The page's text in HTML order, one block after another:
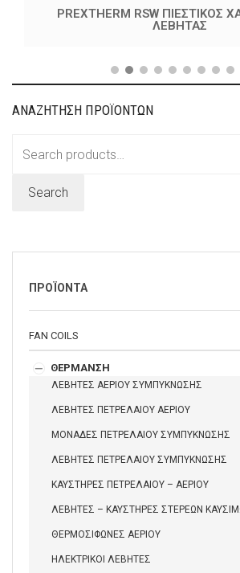
PREXTHERM RSW ΠΙΕΣΤΙΚΟΣ
ΛΕΒΗΤΑΣ
ΑΝΑΖΗΤΗΣΗ ΠΡΟΪΟΝΤΩΝ
Search
ΠΡΟΪΟΝΤΑ
FAN COILS
ΘΕΡΜΑΝΣΗ
ΛΕΒΗΤΕΣ ΑΕΡΙΟΥ ΣΥΜΠΥΚΝΩΣΗΣ
ΛΕΒΗΤΕΣ ΠΕΤΡΕΛΑΙΟΥ ΑΕΡΙΟΥ
ΜΟΝΑΔΕΣ ΠΕΤΡΕΛΑΙΟΥ ΣΥΜΠΥΚΝΩΣΗΣ
ΛΕΒΗΤΕΣ ΠΕΤΡΕΛΑΙΟΥ ΣΥΜΠΥΚΝΩΣΗΣ
ΚΑΥΣΤΗΡΕΣ ΠΕΤΡΕΛΑΙΟΥ – ΑΕΡΙΟΥ
ΛΕΒΗΤΕΣ – ΚΑΥΣΤΗΡΕΣ ΣΤΕΡΕΩΝ
ΘΕΡΜΟΣΙΦΩΝΕΣ ΑΕΡΙΟΥ
ΗΛΕΚΤΡΙΚΟΙ ΛΕΒΗΤΕΣ